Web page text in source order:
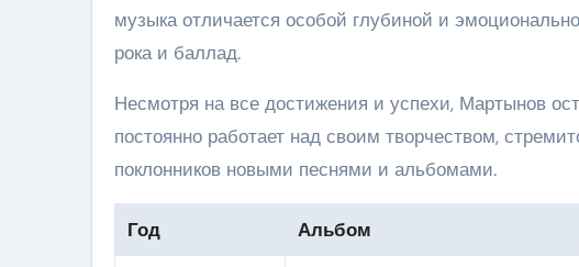
музыка отличается особой глубиной и
рока и баллад.
Несмотря на все достижения и успехи, Мартынов
постоянно работает над своим творчеством,
поклонников новыми песнями и альбомами.
Год Альбом